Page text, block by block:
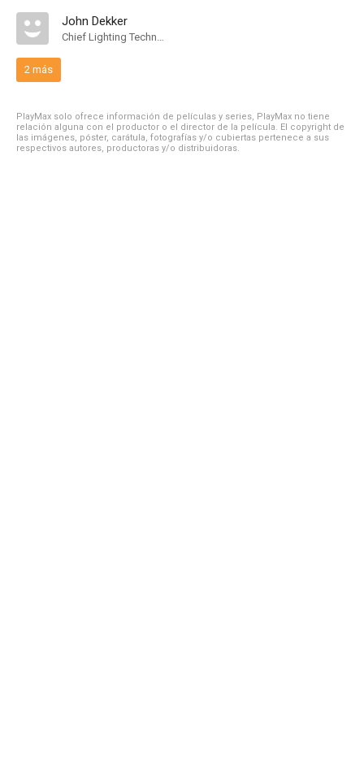
John Dekker
Chief Lighting Technician
2 más
PlayMax solo ofrece información de películas y series, PlayMax no tiene
relación alguna con el productor o el director de la película. El copyright de
las imágenes, póster, carátula, fotografías y/o cubiertas pertenece a sus
respectivos autores, productoras y/o distribuidoras.